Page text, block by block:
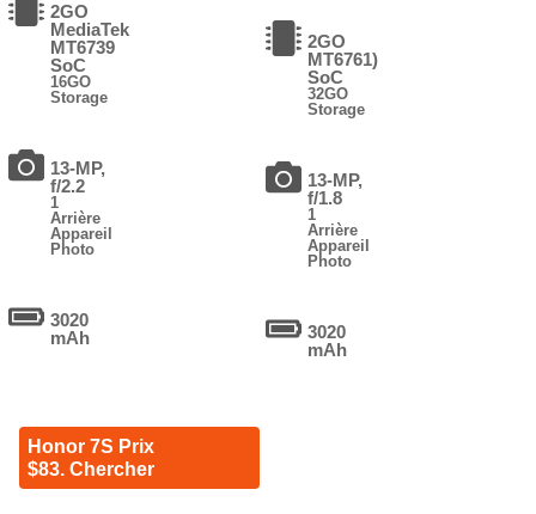
2GO
MediaTek
MT6739
SoC
16GO
Storage
13-MP,
f/2.2
1
Arrière
Appareil
Photo
3020
mAh
Honor 7S Prix
$83. Chercher
2GO
MT6761)
SoC
32GO
Storage
13-MP,
f/1.8
1
Arrière
Appareil
Photo
3020
mAh